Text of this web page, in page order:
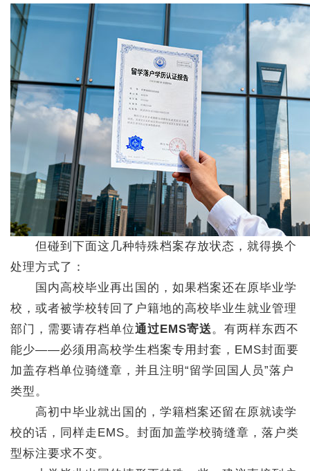
但碰到下面这几种特殊档案存放状态，就得换个
处理方式了：
国内高校毕业再出国的，如果档案还在原毕业学
校，或者被学校转回了户籍地的高校毕业生就业管理
部门，需要请存档单位通过EMS寄送。有两样东西不
能少——必须用高校学生档案专用封套，EMS封面要
加盖存档单位骑缝章，并且注明“留学回国人员”落户
类型。
高初中毕业就出国的，学籍档案还留在原就读学
校的话，同样走EMS。封面加盖学校骑缝章，落户类
型标注要求不变。